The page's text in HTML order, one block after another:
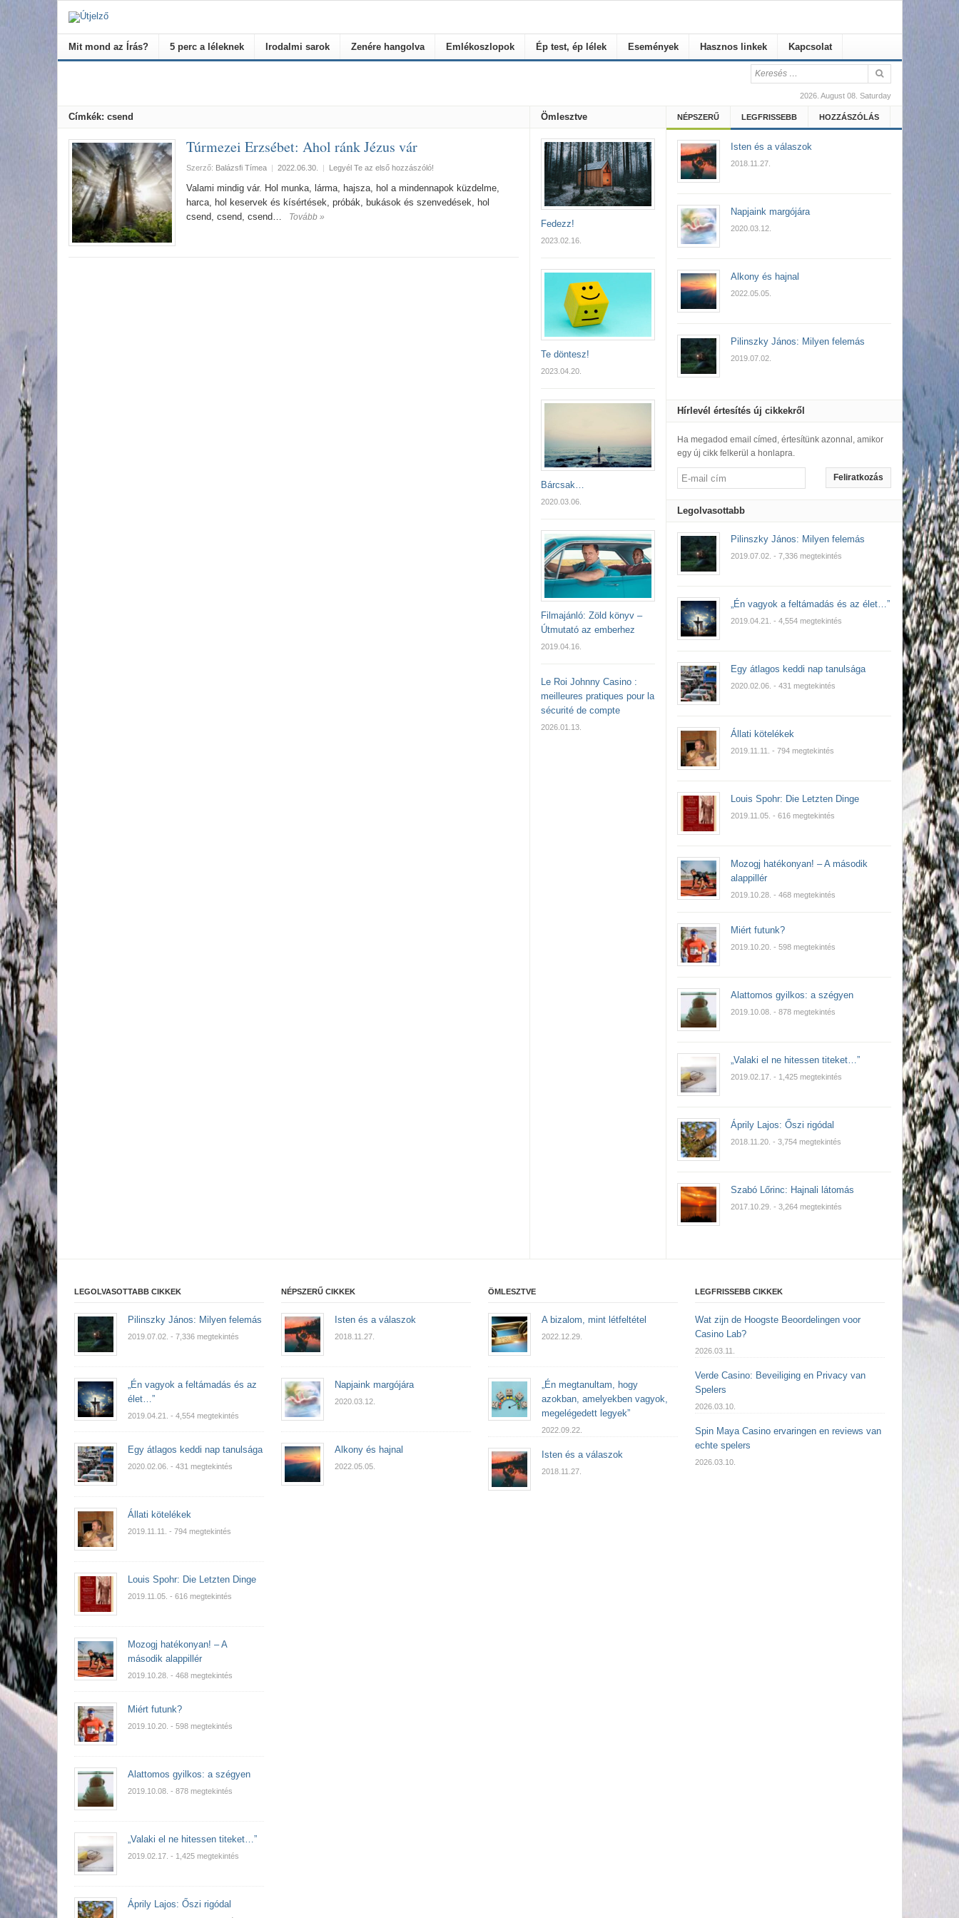
Mit mond az Írás? 5 perc a léleknek Irodalmi sarok Zenére hangolva Emlékoszlopok Ép test, ép lélek Események Hasznos linkek Kapcsolat
2026. August 08. Saturday
Címkék: csend
Túrmezei Erzsébet: Ahol ránk Jézus vár
Szerző: Balázsfi Tímea | 2022.06.30. | Legyél Te az első hozzászóló!
Valami mindig vár. Hol munka, lárma, hajsza, hol a mindennapok küzdelme,
harca, hol keservek és kísértések, próbák, bukások és szenvedések, hol
csend, csend, csend…
Tovább »
Ömlesztve
Fedezz!
2023.02.16.
Te döntesz!
2023.04.20.
Bárcsak…
2020.03.06.
Filmajánló: Zöld könyv –
Útmutató az emberhez
2019.04.16.
Le Roi Johnny Casino :
meilleures pratiques pour la
sécurité de compte
2026.01.13.
NÉPSZERŰ LEGFRISSEBB HOZZÁSZÓLÁS
Isten és a válaszok
2018.11.27.
Napjaink margójára
2020.03.12.
Alkony és hajnal
2022.05.05.
Pilinszky János: Milyen felemás
2019.07.02.
Hírlevél értesítés új cikkekről
Ha megadod email címed, értesítünk azonnal, amikor
egy új cikk felkerül a honlapra.
Feliratkozás
Legolvasottabb
Pilinszky János: Milyen felemás
2019.07.02. - 7,336 megtekintés
„Én vagyok a feltámadás és az élet…”
2019.04.21. - 4,554 megtekintés
Egy átlagos keddi nap tanulsága
2020.02.06. - 431 megtekintés
Állati kötelékek
2019.11.11. - 794 megtekintés
Louis Spohr: Die Letzten Dinge
2019.11.05. - 616 megtekintés
Mozogj hatékonyan! – A második
alappillér
2019.10.28. - 468 megtekintés
Miért futunk?
2019.10.20. - 598 megtekintés
Alattomos gyilkos: a szégyen
2019.10.08. - 878 megtekintés
„Valaki el ne hitessen titeket…”
2019.02.17. - 1,425 megtekintés
Áprily Lajos: Őszi rigódal
2018.11.20. - 3,754 megtekintés
Szabó Lőrinc: Hajnali látomás
2017.10.29. - 3,264 megtekintés
LEGOLVASOTTABB CIKKEK
Pilinszky János: Milyen felemás
2019.07.02. - 7,336 megtekintés
„Én vagyok a feltámadás és az
élet…”
2019.04.21. - 4,554 megtekintés
Egy átlagos keddi nap tanulsága
2020.02.06. - 431 megtekintés
Állati kötelékek
2019.11.11. - 794 megtekintés
Louis Spohr: Die Letzten Dinge
2019.11.05. - 616 megtekintés
Mozogj hatékonyan! – A
második alappillér
2019.10.28. - 468 megtekintés
Miért futunk?
2019.10.20. - 598 megtekintés
Alattomos gyilkos: a szégyen
2019.10.08. - 878 megtekintés
„Valaki el ne hitessen titeket…”
2019.02.17. - 1,425 megtekintés
Áprily Lajos: Őszi rigódal
NÉPSZERŰ CIKKEK
Isten és a válaszok
2018.11.27.
Napjaink margójára
2020.03.12.
Alkony és hajnal
2022.05.05.
ÖMLESZTVE
A bizalom, mint létfeltétel
2022.12.29.
„Én megtanultam, hogy
azokban, amelyekben vagyok,
megelégedett legyek”
2022.09.22.
Isten és a válaszok
2018.11.27.
LEGFRISSEBB CIKKEK
Wat zijn de Hoogste Beoordelingen voor
Casino Lab?
2026.03.11.
Verde Casino: Beveiliging en Privacy van
Spelers
2026.03.10.
Spin Maya Casino ervaringen en reviews van
echte spelers
2026.03.10.